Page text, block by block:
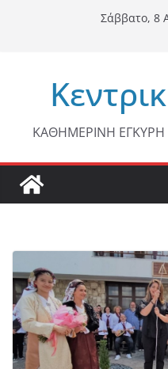
Σάββατο, 8
ΚΑΘΗΜΕΡΙΝΗ ΕΓΚΥΡΗ